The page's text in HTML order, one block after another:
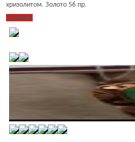
хризолитом. Золото 56 пр.
Продано